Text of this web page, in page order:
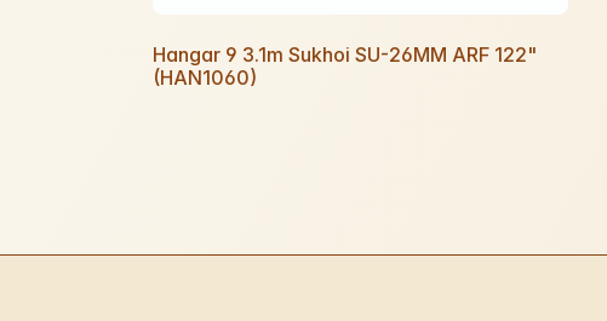
Hangar 9 3.1m Sukhoi SU-26MM ARF 122"
(HAN1060)